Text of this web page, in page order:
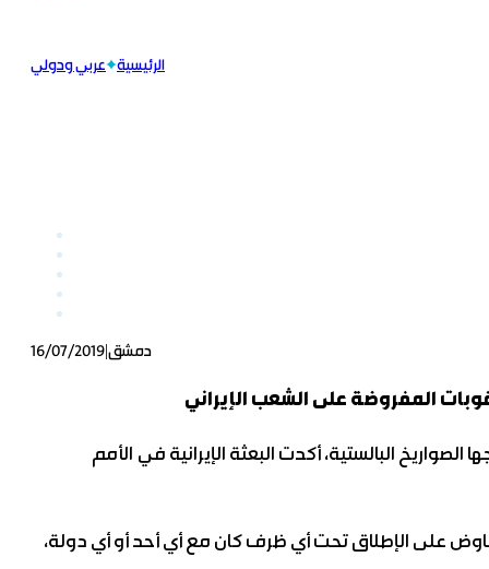
الرئيسية عربي ودولي
16/07/2019|دمشق
البالستية، أكدت البعثة الإيرانية في الأمم
على الإطلاق تحت أي ظرف كان مع أي أحد أو أي دولة،